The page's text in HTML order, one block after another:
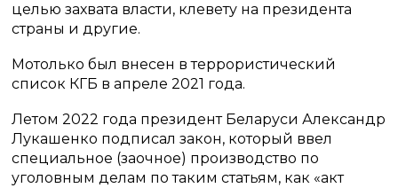
целью захвата власти, клевету на президента
страны и другие.
Мотолько был внесен в террористический
список КГБ в апреле 2021 года.
Летом 2022 года президент Беларуси Александр
Лукашенко подписал закон, который ввел
специальное (заочное) производство по
уголовным делам по таким статьям, как «акт